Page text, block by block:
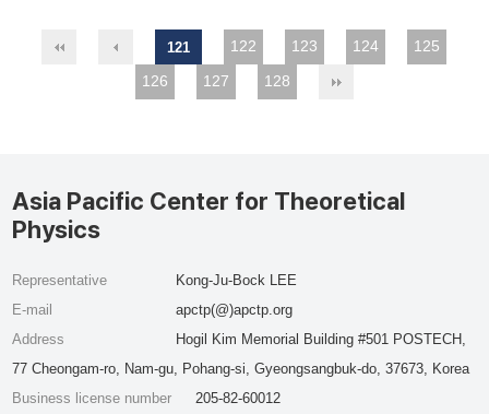
121 122 123 124
125
126
127 128
Asia Pacific Center for Theoretical
Physics
Representative
Kong-Ju-Bock LEE
E-mail
apctp(@)apctp.org
Address
Hogil Kim Memorial Building #501 POSTECH,
77 Cheongam-ro, Nam-gu, Pohang-si, Gyeongsangbuk-do, 37673, Korea
Business license number
205-82-60012